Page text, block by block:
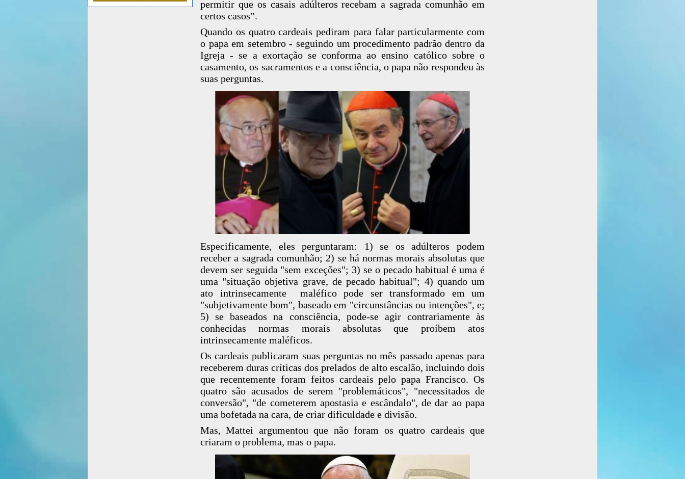
permitir que os casais adúlteros recebam a sagrada comunhão em
certos casos”.
Quando os quatro cardeais pediram para falar particularmente com
o papa em setembro - seguindo um procedimento padrão dentro da
Igreja - se a exortação se conforma ao ensino católico sobre o
casamento, os sacramentos e a consciência, o papa não respondeu às
suas perguntas.
Especificamente, eles perguntaram: 1) se os adúlteros podem
receber a sagrada comunhão; 2) se há normas morais absolutas que
devem ser seguida "sem exceções"; 3) se o pecado habitual é uma é
uma "situação objetiva grave, de pecado habitual"; 4) quando um
ato intrinsecamente maléfico pode ser transformado em um
"subjetivamente bom", baseado em "circunstâncias ou intenções", e;
5) se baseados na consciência, pode-se agir contrariamente às
conhecidas normas morais absolutas que proíbem atos
intrinsecamente maléficos.
Os cardeais publicaram suas perguntas no mês passado apenas para
receberem duras críticas dos prelados de alto escalão, incluindo dois
que recentemente foram feitos cardeais pelo papa Francisco. Os
quatro são acusados de serem "problemáticos", "necessitados de
conversão", "de cometerem apostasia e escândalo", de dar ao papa
uma bofetada na cara, de criar dificuldade e divisão.
Mas, Mattei argumentou que não foram os quatro cardeais que
criaram o problema, mas o papa.